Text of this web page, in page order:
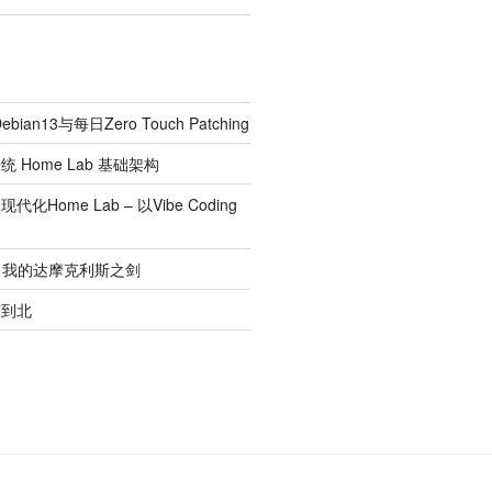
与每日Zero Touch Patching
Home Lab 基础架构
代化Home Lab – 以Vibe Coding
的达摩克利斯之剑
北